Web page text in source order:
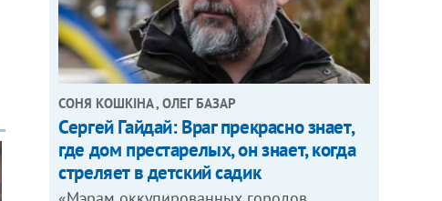
СОНЯ КОШКІНА , ОЛЕГ БАЗАР
Сергей Гайдай: Враг прекрасно знает,
где дом престарелых, он знает, когда
стреляет в детский садик